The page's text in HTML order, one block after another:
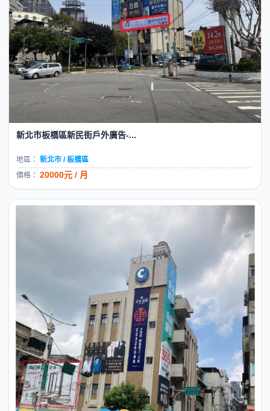
新北市鶯歌區國慶街戶外廣告-...
地區： 新北市 / 鶯歌區
價格： 33000元 / 月
新北市板橋區新民街戶外廣告-...